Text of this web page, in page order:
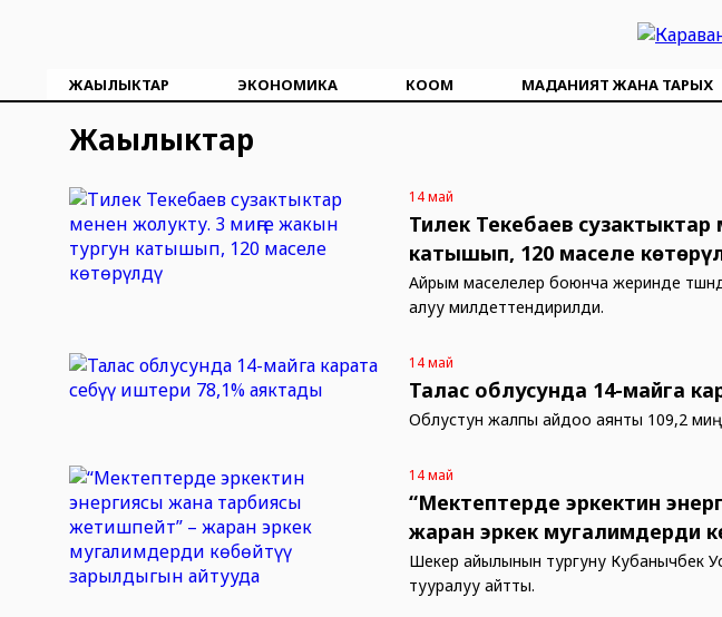
ЖАҢЫЛЫКТАР ЭКОНОМИКА КООМ МАДАНИЯТ ЖАНА ТАРЫХ
Жаңылыктар
14 май
Тилек Текебаев
катышып, 120 маселе
Айрым маселелер боюнча жеринде
алуу милдеттендирилди.
14 май
Талас облусунда 14-майга
Облустун жалпы айдоо аянты 109,2 миң
14 май
“Мектептерде эркектин
жаран эркек мугалимдерди
Шекер айылынын тургуну Кубанычбек
тууралуу айтты.